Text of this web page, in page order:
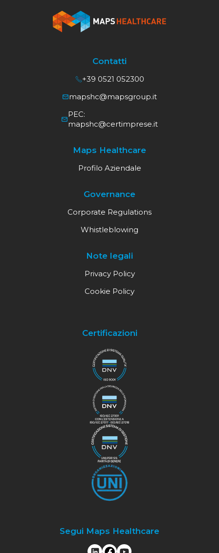
Contatti
+39 0521 052300
mapshc@mapsgroup.it
PEC:
mapshc@certimprese.it
Maps Healthcare
Profilo Aziendale
Governance
Corporate Regulations
Whistleblowing
Note legali
Privacy Policy
Cookie Policy
Certificazioni
Segui Maps Healthcare